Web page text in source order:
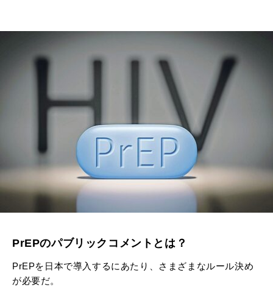
PrEPのパブリックコメントとは？
PrEPを日本で導入するにあたり、さまざまなルール決め
が必要だ。